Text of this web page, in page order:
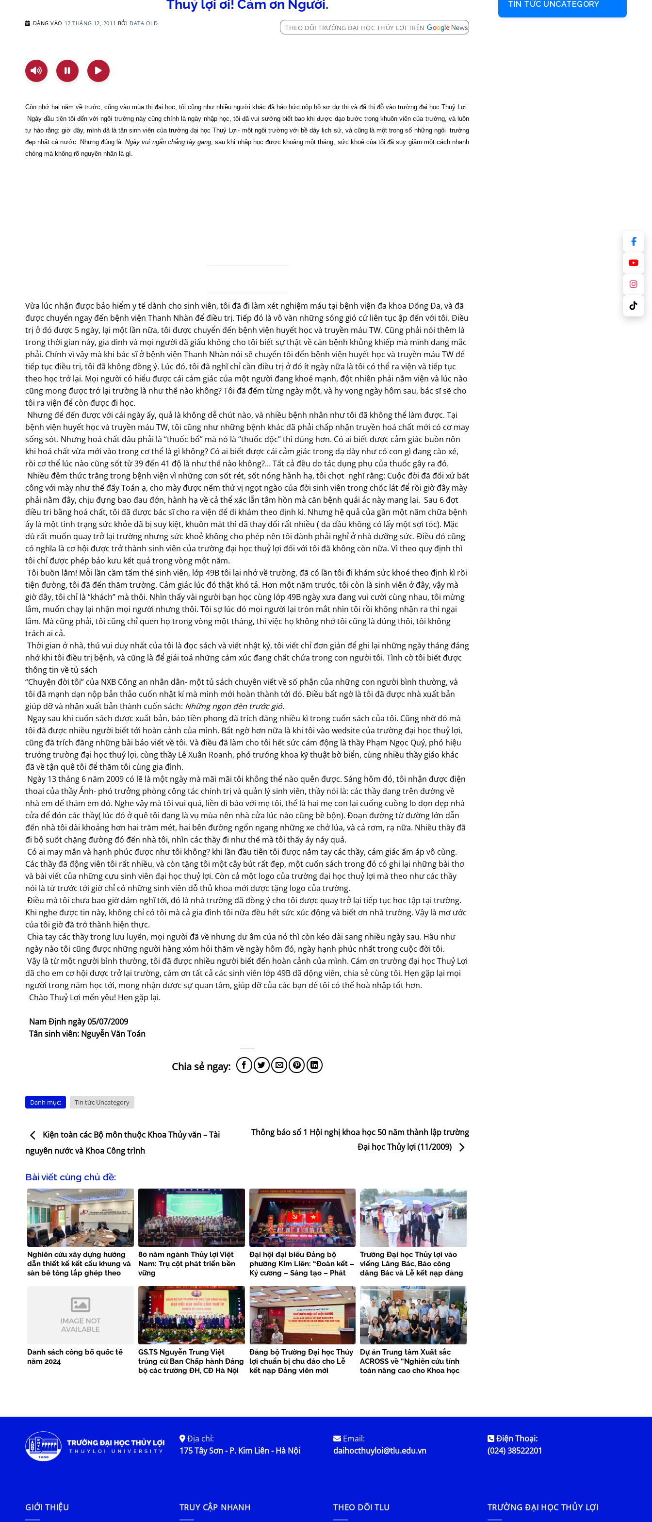
Thuỷ lợi ơi! Cảm ơn Người.
ĐĂNG VÀO 12 THÁNG 12, 2011 BỞI DATA OLD
THEO DÕI TRƯỜNG ĐẠI HỌC THỦY LỢI TRÊN
Còn nhớ hai năm về trước, cũng vào mùa thi đại học, tôi cũng như nhiều người khác đã háo hức nộp hồ sơ dự thi và đã thi đỗ vào trường đại học Thuỷ Lợi.
Ngày đầu tiên tôi đến với ngôi trường này cũng chính là ngày nhập học, tôi đã vui sướng biết bao khi được dạo bước trong khuôn viên của trường, và luôn
tự hào rằng: giờ đây, mình đã là tân sinh viên của trường đại học Thuỷ Lợi- một ngôi trường với bề dày lịch sử, và cũng là một trong số những ngôi trường
đẹp nhất cả nước. Nhưng đúng là:Ngày vui ngắn chẳng tày gang, sau khi nhập học được khoảng một tháng, sức khoẻ của tôi đã suy giảm một cách nhanh
chóng mà không rõ nguyên nhân là gì.
Vừa lúc nhận được bảo hiểm y tế dành cho sinh viên, tôi đã đi làm xét nghiệm máu tại bệnh viện đa khoa Đống Đa, và đã
được chuyển ngay đến bệnh viện Thanh Nhàn để điều trị. Tiếp đó là vô vàn những sóng gió cứ liên tục ập đến với tôi. Điều
trị ở đó được 5 ngày, lại một lần nữa, tôi được chuyển đến bệnh viện huyết học và truyền máu TW. Cũng phải nói thêm là
trong thời gian này, gia đình và mọi người đã giấu không cho tôi biết sự thật về căn bệnh khủng khiếp mà mình đang mắc
phải. Chính vì vậy mà khi bác sĩ ở bệnh viện Thanh Nhàn nói sẽ chuyển tôi đến bệnh viện huyết học và truyền máu TW để
tiếp tục điều trị, tôi đã không đồng ý. Lúc đó, tôi đã nghĩ chỉ cần điều trị ở đó ít ngày nữa là tôi có thể ra viện và tiếp tục
theo học trở lại. Mọi người có hiểu được cái cảm giác của một người đang khoẻ mạnh, đột nhiên phải nằm viện và lúc nào
cũng mong được trở lại trường là như thế nào không? Tôi đã đếm từng ngày một, và hy vọng ngày hôm sau, bác sĩ sẽ cho
tôi ra viện để còn được đi học.
Nhưng để đến được với cái ngày ấy, quả là không dễ chút nào, và nhiều bệnh nhân như tôi đã không thể làm được. Tại
bệnh viện huyết học và truyền máu TW, tôi cũng như những bệnh khác đã phải chấp nhận truyền hoá chất mới có cơ may
sống sót. Nhưng hoá chất đâu phải là “thuốc bổ” mà nó là “thuốc độc” thì đúng hơn. Có ai biết được cảm giác buồn nôn
khi hoá chất vừa mới vào trong cơ thể là gì không? Có ai biết được cái cảm giác trong dạ dày như có con gì đang cào xé,
rồi cơ thể lúc nào cũng sốt từ 39 đến 41 độ là như thế nào không?… Tất cả đều do tác dụng phụ của thuốc gây ra đó.
Nhiều đêm thức trắng trong bệnh viện vì những cơn sốt rét, sốt nóng hành hạ, tôi chợt nghĩ rằng: Cuộc đời đã đối xử bất
công với mày như thế đấy Toán ạ, cho mày được nếm thử vị ngọt ngào của đời sinh viên trong chốc lát để rồi giờ đây mày
phải nằm đây, chịu đựng bao đau đớn, hành hạ về cả thể xác lẫn tâm hồn mà căn bệnh quái ác này mang lại. Sau 6 đợt
điều tri bằng hoá chất, tôi đã được bác sĩ cho ra viện để đi khám theo định kì. Nhưng hệ quả của gần một năm chữa bệnh
ấy là một tình trạng sức khỏe đã bị suy kiệt, khuôn măt thì đã thay đổi rất nhiều ( da đầu không có lấy một sợi tóc). Mặc
dù rất muốn quay trở lại trường nhưng sức khoẻ không cho phép nên tôi đành phải nghỉ ở nhà dưỡng sức. Điều đó cũng
có nghĩa là cơ hội được trở thành sinh viên của trường đại học thuỷ lợi đối với tôi đã không còn nữa. Vì theo quy định thì
tôi chỉ được phép bảo kưu kết quả trong vòng một năm.
Tôi buồn lắm! Mỗi lần cầm tấm thẻ sinh viên, lớp 49B tôi lại nhớ về trường, đã có lần tôi đi khám sức khoẻ theo định kì rồi
tiện đường, tôi đã đến thăm trường. Cảm giác lúc đó thật khó tả. Hơn một năm trước, tôi còn là sinh viên ở đây, vậy mà
giờ đây, tôi chỉ là “khách” mà thôi. Nhìn thấy vài người bạn học cùng lớp 49B ngày xưa đang vui cười cùng nhau, tôi mừng
lắm, muốn chạy lại nhận mọi người nhưng thôi. Tôi sợ lúc đó mọi người lại tròn mắt nhìn tôi rồi không nhận ra thì ngại
lắm. Mà cũng phải, tôi cũng chỉ quen họ trong vòng một tháng, thì việc họ không nhớ tôi cũng là đúng thôi, tôi không
trách ai cả.
Thời gian ở nhà, thú vui duy nhất của tôi là đọc sách và viết nhật ký, tôi viết chỉ đơn giản để ghi lại những ngày tháng đáng
nhớ khi tôi điều trị bệnh, và cũng là để giải toả những cảm xúc đang chất chứa trong con người tôi. Tình cờ tôi biết được
thông tin về tủ sách
“Chuyện đời tôi” của NXB Công an nhân dân- một tủ sách chuyên viết về số phận của những con người bình thường, và
tôi đã mạnh dạn nộp bản thảo cuốn nhật kí mà mình mới hoàn thành tới đó. Điều bất ngờ là tôi đã được nhà xuất bản
giúp đỡ và nhận xuất bản thành cuốn sách: Những ngọn đèn trước gió.
Ngay sau khi cuốn sách được xuất bản, báo tiền phong đã trích đăng nhiều kì trong cuốn sách của tôi. Cũng nhờ đó mà
tôi đã được nhiều người biết tới hoàn cảnh của mình. Bất ngờ hơn nữa là khi tôi vào wedsite của trường đại học thuỷ lợi,
cũng đã trích đăng những bài báo viết về tôi. Và điều đã làm cho tôi hết sức cảm động là thầy Phạm Ngọc Quý, phó hiệu
trưởng trường đại học thuỷ lợi, cùng thầy Lê Xuân Roanh, phó trưởng khoa kỹ thuật bờ biển, cùng nhiều thầy giáo khác
đã về tận quê tôi để thăm tôi cùng gia đình.
Ngày 13 tháng 6 năm 2009 có lẽ là một ngày mà mãi mãi tôi không thể nào quên được. Sáng hôm đó, tôi nhận được điện
thoại của thầy Ánh- phó trưởng phòng công tác chính trị và quản lý sinh viên, thầy nói là: các thầy đang trên đường về
nhà em để thăm em đó. Nghe vậy mà tôi vui quá, liền đi báo với mẹ tôi, thế là hai mẹ con lại cuống cuồng lo dọn dẹp nhà
cửa để đón các thầy( lúc đó ở quê tôi đang là vụ mùa nên nhà cửa lúc nào cũng bề bộn). Đoạn đường từ đường lớn dẫn
đến nhà tôi dài khoảng hơn hai trăm mét, hai bên đường ngổn ngang những xe chở lúa, và cả rơm, rạ nữa. Nhiều thầy đã
đi bộ suốt chặng đường đó đến nhà tôi, nhìn các thầy đi như thế mà tôi thấy áy náy quá.
Có ai may mắn và hạnh phúc được như tôi không? khi lần đầu tiên tôi được nắm tay các thầy, cảm giác ấm áp vô cùng.
Các thầy đã động viên tôi rất nhiều, và còn tặng tôi một cây bút rất đẹp, một cuốn sách trong đó có ghi lại những bài thơ
và bài viết của những cựu sinh viên đại học thuỷ lợi. Còn cả một logo của trường đại học thuỷ lợi mà theo như các thầy
nói là từ trước tới giờ chỉ có những sinh viên đỗ thủ khoa mới được tặng logo của trường.
Điều mà tôi chưa bao giờ dám nghĩ tới, đó là nhà trường đã đồng ý cho tôi được quay trở lại tiếp tục học tập tại trường.
Khi nghe được tin này, không chỉ có tôi mà cả gia đình tôi nữa đều hết sức xúc động và biết ơn nhà trường. Vậy là mơ ước
của tôi giờ đã trở thành hiện thực.
Chia tay các thầy trong lưu luyến, mọi người đã về nhưng dư âm của nó thì còn kéo dài sang nhiều ngày sau. Hầu như
ngày nào tôi cũng được những người hàng xóm hỏi thăm về ngày hôm đó, ngày hạnh phúc nhất trong cuộc đời tôi.
Vậy là từ một người bình thường, tôi đã được nhiều người biết đến hoàn cảnh của mình. Cám ơn trường đại học Thuỷ Lợi
đã cho em cơ hội được trở lại trường, cám ơn tất cả các sinh viên lớp 49B đã động viên, chia sẻ cùng tôi. Hẹn gặp lại mọi
người trong năm học tới, mong nhận được sự quan tâm, giúp đỡ của các bạn để tôi có thể hoà nhập tốt hơn.
Chào Thuỷ Lợi mến yêu! Hẹn gặp lại.
NamĐịnh ngày 05/07/2009
Tân sinh viên: Nguyễn Văn Toán
Danh mục: Tin tức Uncategory
Kiện toàn các Bộ môn thuộc Khoa Thủy văn – Tài
nguyên nước và Khoa Công trình
Thông báo số 1 Hội nghị khoa học 50 năm thành lập trường
Đại học Thủy lợi (11/2009)
Bài viết cùng chủ đề:
Nghiên cứu xây dựng hướng
dẫn thiết kế kết cấu khung và
sàn bê tông lắp ghép theo
80 năm ngành Thủy lợi Việt
Nam: Trụ cột phát triển bền
vững
Đại hội đại biểu Đảng bộ
phường Kim Liên: “Đoàn kết –
Kỷ cương – Sáng tạo – Phát
Trường Đại học Thủy lợi vào
viếng Lăng Bác, Báo công
dâng Bác và Lễ kết nạp đảng
kiện trọng đại
Danh sách công bố quốc tế
năm 2024
GS.TS Nguyễn Trung Việt
trúng cử Ban Chấp hành Đảng
bộ các trường ĐH, CĐ Hà Nội
Đảng bộ Trường Đại học Thủy
lợi chuẩn bị chu đáo cho Lễ
kết nạp Đảng viên mới
Dự án Trung tâm Xuất sắc
ACROSS về “Nghiên cứu tính
toán nâng cao cho Khoa học
TIN TỨC UNCATEGORY
Địa chỉ:
175 Tây Sơn - P. Kim Liên - Hà Nội
Email:
daihocthuyloi@tlu.edu.vn
Điện Thoại:
(024) 38522201
GIỚI THIỆU TRUY CẬP NHANH THEO DÕI TLU TRƯỜNG ĐẠI HỌC THỦY LỢI